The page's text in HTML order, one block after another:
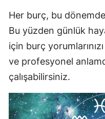
Her burç, bu
Bu yüzden günlük
için burç
ve profesyonel
çalışabilirsiniz.